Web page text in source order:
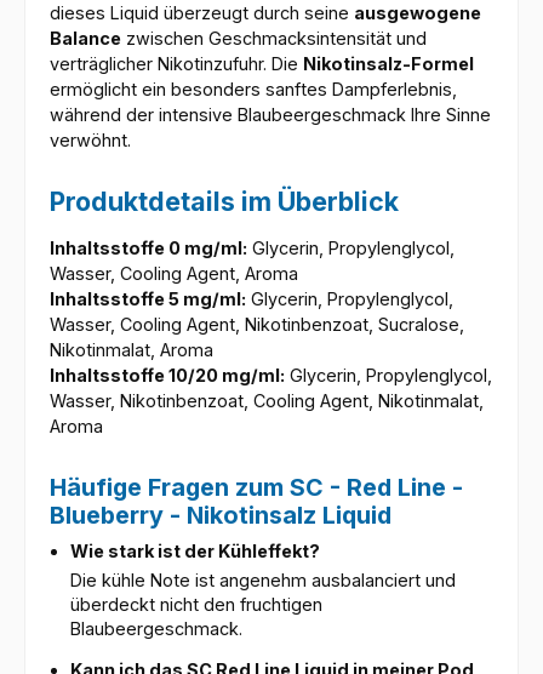
dieses Liquid überzeugt durch seine ausgewogene
Balance zwischen Geschmacksintensität und
verträglicher Nikotinzufuhr. Die Nikotinsalz-Formel
ermöglicht ein besonders sanftes Dampferlebnis,
während der intensive Blaubeergeschmack Ihre Sinne
verwöhnt.
Produktdetails im Überblick
Inhaltsstoffe 0 mg/ml: Glycerin, Propylenglycol,
Wasser, Cooling Agent, Aroma
Inhaltsstoffe 5 mg/ml: Glycerin, Propylenglycol,
Wasser, Cooling Agent, Nikotinbenzoat, Sucralose,
Nikotinmalat, Aroma
Inhaltsstoffe 10/20 mg/ml: Glycerin, Propylenglycol,
Wasser, Nikotinbenzoat, Cooling Agent, Nikotinmalat,
Aroma
Häufige Fragen zum SC - Red Line -
Blueberry - Nikotinsalz Liquid
Wie stark ist der Kühleffekt?
Die kühle Note ist angenehm ausbalanciert und
überdeckt nicht den fruchtigen
Blaubeergeschmack.
Kann ich das SC Red Line Liquid in meiner Pod